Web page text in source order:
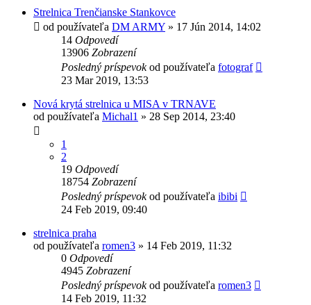
Strelnica Trenčianske Stankovce
od používateľa DM ARMY » 17 Jún 2014, 14:02
14 Odpovedí
13906 Zobrazení
Posledný príspevokod používateľa fotograf
23 Mar 2019, 13:53
Nová krytá strelnica u MISA v TRNAVE
od používateľa Michal1 » 28 Sep 2014, 23:40
1
2
19 Odpovedí
18754 Zobrazení
Posledný príspevokod používateľa ibibi
24 Feb 2019, 09:40
strelnica praha
od používateľa romen3 » 14 Feb 2019, 11:32
0 Odpovedí
4945 Zobrazení
Posledný príspevokod používateľa romen3
14 Feb 2019, 11:32